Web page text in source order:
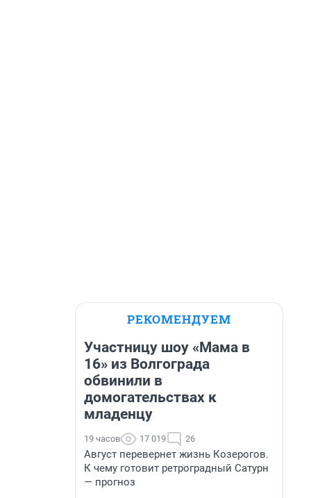
РЕКОМЕНДУЕМ
Участницу шоу «Мама в
16» из Волгограда
обвинили в
домогательствах к
младенцу
19 часов 17 019 26
Август перевернет жизнь Козерогов.
К чему готовит ретроградный Сатурн
— прогноз